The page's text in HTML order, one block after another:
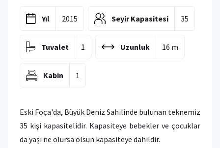
Yıl 2015 Seyir Kapasitesi 35
Tuvalet 1 Uzunluk 16 m
Kabin 1
Eski Foça'da, Büyük Deniz Sahilinde bulunan teknemiz
35 kişi kapasitelidir. Kapasiteye bebekler ve çocuklar
da yaşı ne olursa olsun kapasiteye dahildir.